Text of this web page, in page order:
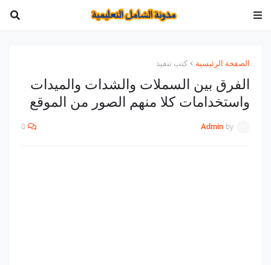
الصفحة الرئيسية كتب تنفيذ
الفرق بين السملات والشدات والميدات
واستخدامات كلا منهم الصور من الموقع
by
Admin
0